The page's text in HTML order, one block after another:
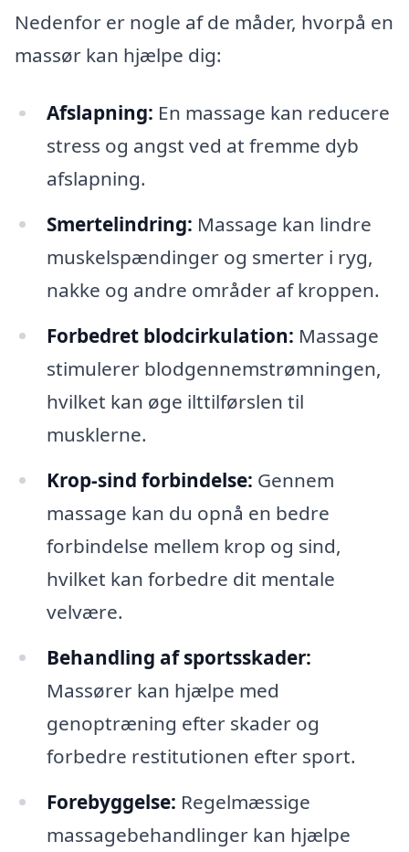
Nedenfor er nogle af de måder, hvorpå en
massør kan hjælpe dig:
Afslapning: En massage kan reducere
stress og angst ved at fremme dyb
afslapning.
Smertelindring: Massage kan lindre
muskelspændinger og smerter i ryg,
nakke og andre områder af kroppen.
Forbedret blodcirkulation: Massage
stimulerer blodgennemstrømningen,
hvilket kan øge ilttilførslen til
musklerne.
Krop-sind forbindelse: Gennem
massage kan du opnå en bedre
forbindelse mellem krop og sind,
hvilket kan forbedre dit mentale
velvære.
Behandling af sportsskader:
Massører kan hjælpe med
genoptræning efter skader og
forbedre restitutionen efter sport.
Forebyggelse: Regelmæssige
massagebehandlinger kan hjælpe